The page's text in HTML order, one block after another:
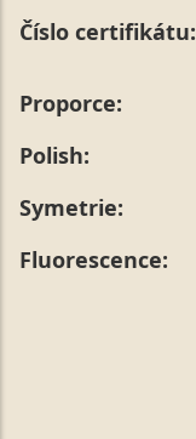
Číslo certifikátu:
Proporce:
Polish:
Symetrie:
Fluorescence: